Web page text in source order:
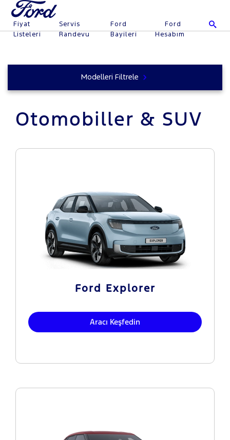
Fiyat
Listeleri
Servis
Randevu
Ford
Bayileri
Ford
Hesabım
Modelleri Filtrele
Otomobiller & SUV
Ford Explorer
Aracı Keşfedin